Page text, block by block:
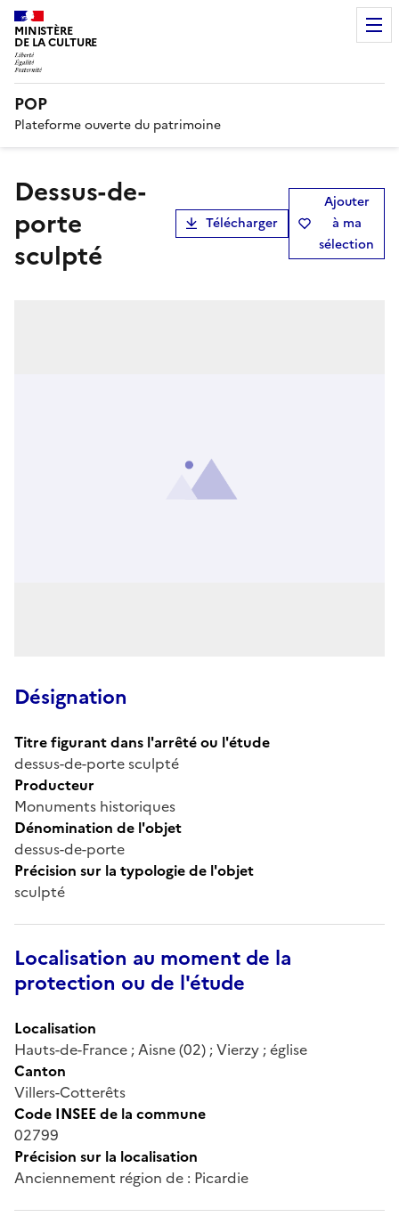
MINISTÈRE
DE LA CULTURE
POP
Plateforme ouverte du patrimoine
dessus-de-
porte
sculpté
Télécharger
Ajouter
à ma
sélection
Désignation
Titre figurant dans l'arrêté ou l'étude
dessus-de-porte sculpté
Producteur
Monuments historiques
Dénomination de l'objet
dessus-de-porte
Précision sur la typologie de l'objet
sculpté
Localisation au moment de la
protection ou de l'étude
Localisation
Hauts-de-France ; Aisne (02) ; Vierzy ; église
Canton
Villers-Cotterêts
Code INSEE de la commune
02799
Précision sur la localisation
Anciennement région de : Picardie